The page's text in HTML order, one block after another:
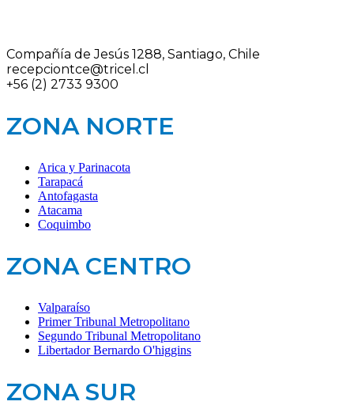
Compañía de Jesús 1288, Santiago, Chile
recepciontce@tricel.cl
+56 (2) 2733 9300
ZONA NORTE
Arica y Parinacota
Tarapacá
Antofagasta
Atacama
Coquimbo
ZONA CENTRO
Valparaíso
Primer Tribunal Metropolitano
Segundo Tribunal Metropolitano
Libertador Bernardo O'higgins
ZONA SUR